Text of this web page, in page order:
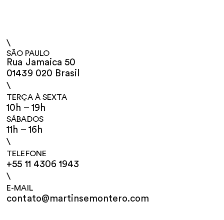
\
SÃO PAULO
Rua Jamaica 50
01439 020 Brasil
\
TERÇA À SEXTA
10h – 19h
SÁBADOS
11h – 16h
\
TELEFONE
+55 11 4306 1943
\
E-MAIL
contato@martinsemontero.com